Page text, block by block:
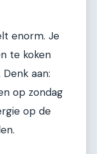
enorm. Je
te koken
aan:
op zondag
op de